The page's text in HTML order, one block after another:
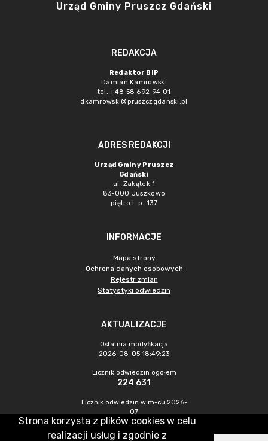
Urząd Gminy Pruszcz Gdański
REDAKCJA
Redaktor BIP
Damian Kamrowski
tel. +48 58 692 94 01
dkamrowski@pruszczgdanski.pl
ADRES REDAKCJI
Urząd Gminy Pruszcz
Gdański
ul. Zakątek 1
83-000 Juszkowo
piętro I p. 137
INFORMACJE
Mapa strony
Ochrona danych osobowych
Rejestr zmian
Statystyki odwiedzin
AKTUALIZACJE
Ostatnia modyfikacja
2026-08-05 18:49:23
Licznik odwiedzin ogółem
224 631
Licznik odwiedzin w m-cu 2026-
07
784
Strona korzysta z plików cookies w celu
realizacji usług i zgodnie z